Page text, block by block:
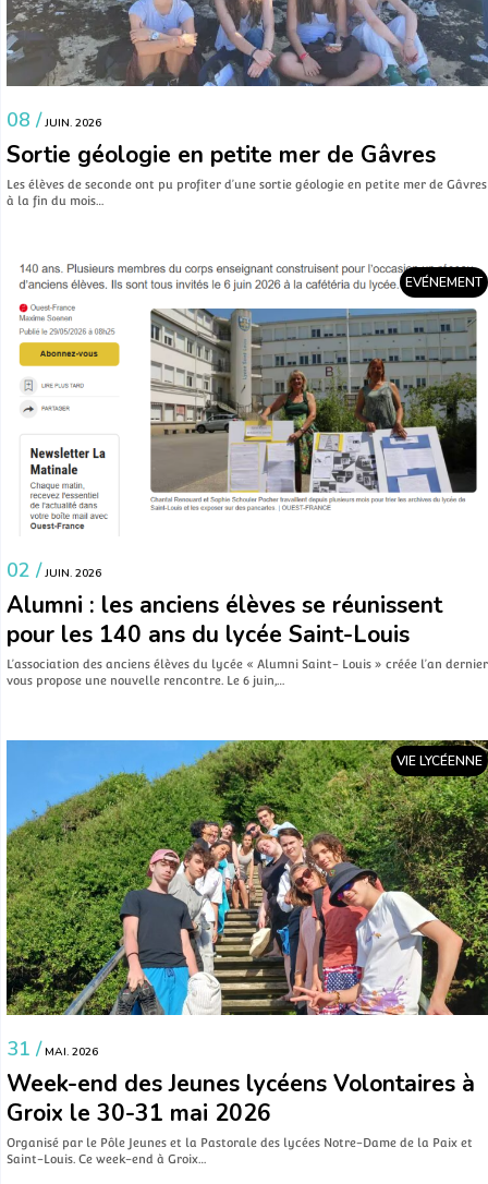
08 / JUIN. 2026
Sortie géologie en petite mer de Gâvres
Les élèves de seconde ont pu profiter d’une sortie géologie en petite mer de Gâvres
à la fin du mois…
EVÉNEMENT
02 / JUIN. 2026
Alumni : les anciens élèves se réunissent
pour les 140 ans du lycée Saint-Louis
L’association des anciens élèves du lycée « Alumni Saint- Louis » créée l’an dernier
vous propose une nouvelle rencontre. Le 6 juin,…
VIE LYCÉENNE
31 / MAI. 2026
Week-end des Jeunes lycéens Volontaires à
Groix le 30-31 mai 2026
Organisé par le Pôle Jeunes et la Pastorale des lycées Notre-Dame de la Paix et
Saint-Louis. Ce week-end à Groix…